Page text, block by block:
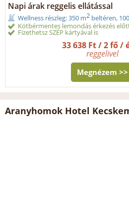
Napi árak reggelis ellátással
Wellness részleg: 350 m2 beltéren,
Kötbérmentes lemondás érkezés
Fizethetsz SZÉP kártyával is
33 638 Ft / 2 fő /
reggelivel
Megnézem >>
Aranyhomok Hotel